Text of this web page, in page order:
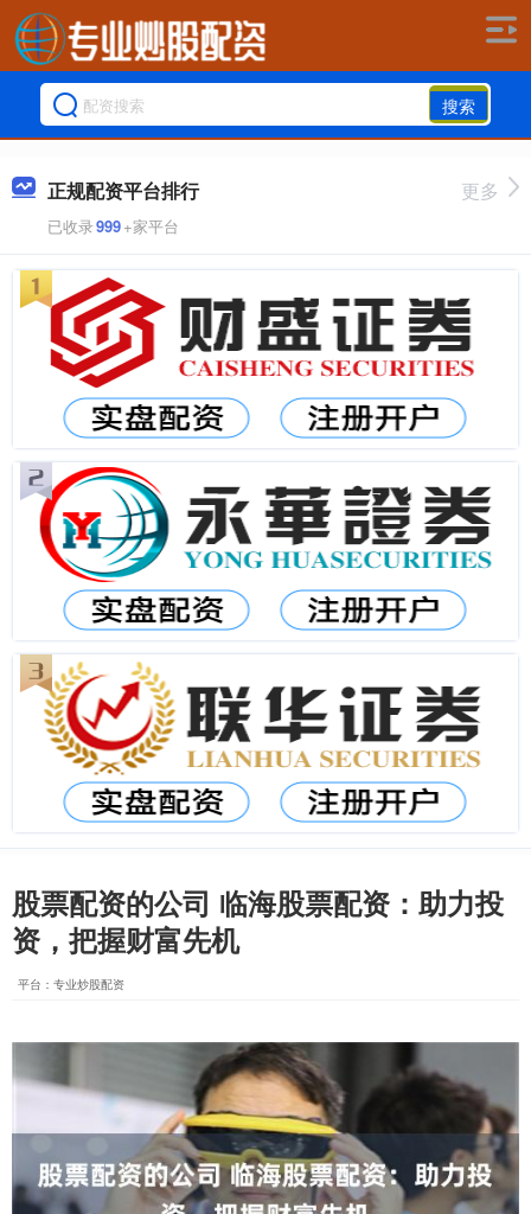
搜索
正规配资平台排行
已收录999+家平台
更多
股票配资的公司 临海股票配资：助力投
资，把握财富先机
平台：专业炒股配资